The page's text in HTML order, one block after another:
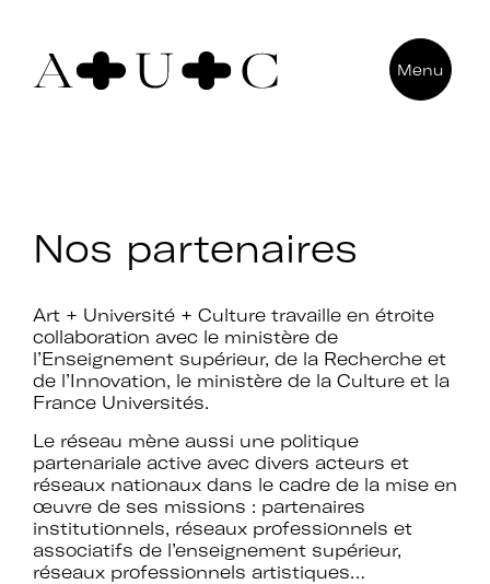
Pour nous contacter
Menu
Nos partenaires
Art + Université + Culture travaille en étroite
collaboration avec le ministère de
l’Enseignement supérieur, de la Recherche et
de l’Innovation, le ministère de la Culture et la
France Universités.
Le réseau mène aussi une politique
partenariale active avec divers acteurs et
réseaux nationaux dans le cadre de la mise en
œuvre de ses missions : partenaires
institutionnels, réseaux professionnels et
associatifs de l’enseignement supérieur,
réseaux professionnels artistiques…